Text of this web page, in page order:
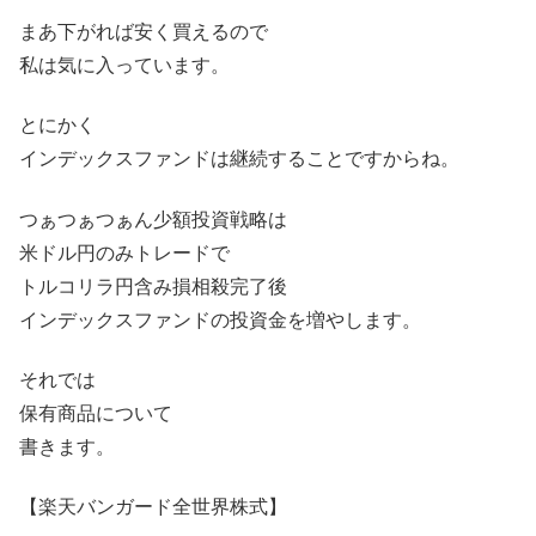
まあ下がれば安く買えるので
私は気に入っています。
とにかく
インデックスファンドは継続することですからね。
つぁつぁつぁん少額投資戦略は
米ドル円のみトレードで
トルコリラ円含み損相殺完了後
インデックスファンドの投資金を増やします。
それでは
保有商品について
書きます。
【楽天バンガード全世界株式】